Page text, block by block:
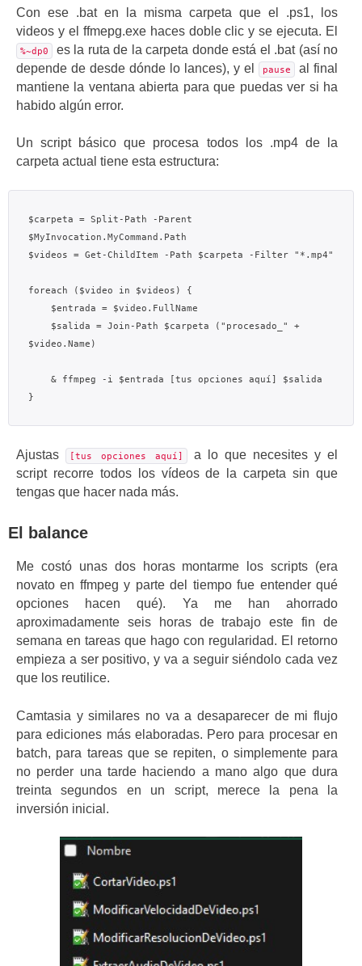
Con ese .bat en la misma carpeta que el .ps1, los
videos y el ffmepg.exe haces doble clic y se ejecuta. El
%~dp0
es la ruta de la carpeta donde está el .bat (así no
depende de desde dónde lo lances), y el
pause
al final
mantiene la ventana abierta para que puedas ver si ha
habido algún error.
Un script básico que procesa todos los .mp4 de la
carpeta actual tiene esta estructura:
$carpeta = Split-Path -Parent
$MyInvocation.MyCommand.Path
$videos = Get-ChildItem -Path $carpeta -Filter "*.mp4"
foreach ($video in $videos) {
$video.Name)
Ajustas [tus opciones aquí]
a lo que necesites y el
script recorre todos los vídeos de la carpeta sin que
tengas que hacer nada más.
El balance
Me costó unas dos horas montarme los scripts (era
novato en ffmpeg y parte del tiempo fue entender qué
opciones hacen qué). Ya me han ahorrado
aproximadamente seis horas de trabajo este fin de
semana en tareas que hago con regularidad. El retorno
empieza a ser positivo, y va a seguir siéndolo cada vez
que los reutilice.
Camtasia y similares no va a desaparecer de mi flujo
para ediciones más elaboradas. Pero para procesar en
batch, para tareas que se repiten, o simplemente para
no perder una tarde haciendo a mano algo que dura
treinta segundos en un script, merece la pena la
inversión inicial.